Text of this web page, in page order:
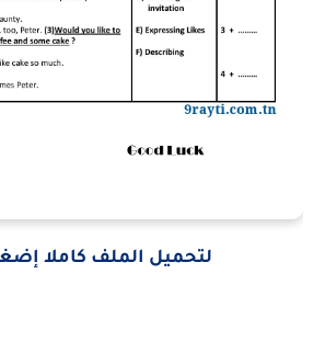
لتحميل الملف كاملا